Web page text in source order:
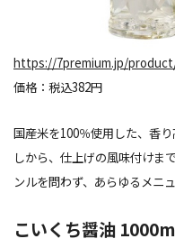
https://7premium.jp/
価格：税込382円
国産米を100％使用した、香
しから、仕上げの風味付けま
ンルを問わず、あらゆるメニ
こいくち醤油